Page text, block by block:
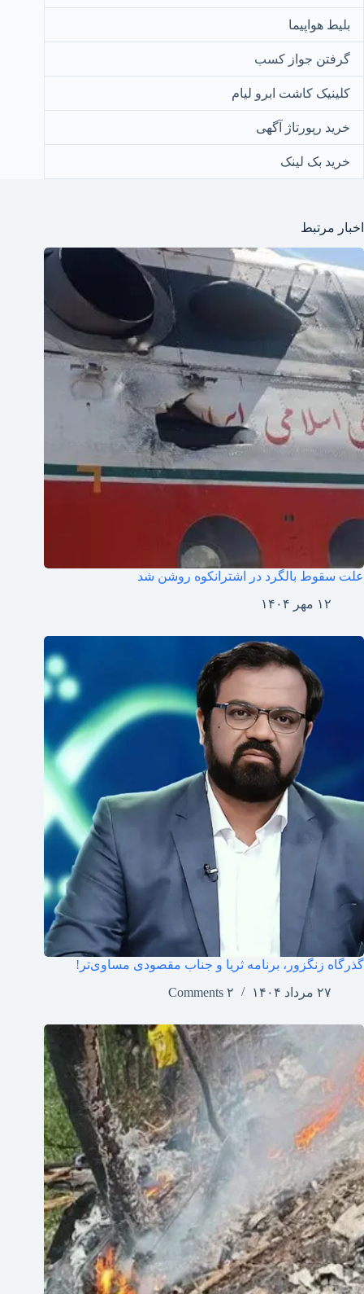
بلیط هواپیما
گرفتن جواز کسب
کلینیک کاشت ابرو لیام
خرید رپورتاژ آگهی
خرید بک لینک
اخبار مرتبط
علت سقوط بالگرد در اشترانکوه روشن شد
۱۲ مهر ۱۴۰۴
گذرگاه زنگزور، برنامه ثریا و جناب مقصودی مساوی‌تر!
۲۷ مرداد ۱۴۰۴
۲ Comments